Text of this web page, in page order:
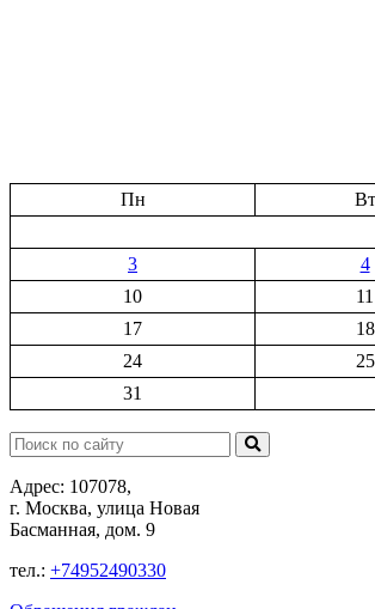
Пн
Вт
3
4
10
11
17
18
24
25
31
Поиск:
Адрес: 107078,
г. Москва, улица Новая
Басманная, дом. 9
тел.: +74952490330